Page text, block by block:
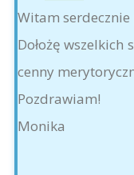
Witam
Dołożę wszelkich
cenny
Pozdrawiam!
Monika